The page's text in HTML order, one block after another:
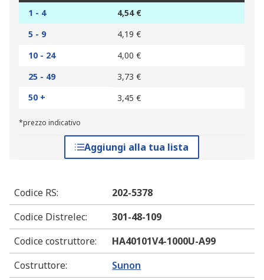
1 - 4
4,54 €
5 - 9
4,19 €
10 - 24
4,00 €
25 - 49
3,73 €
50 +
3,45 €
*prezzo indicativo
Aggiungi alla tua lista
Codice RS:
202-5378
Codice Distrelec:
301-48-109
Codice costruttore:
HA40101V4-1000U-A99
Costruttore: Sunon